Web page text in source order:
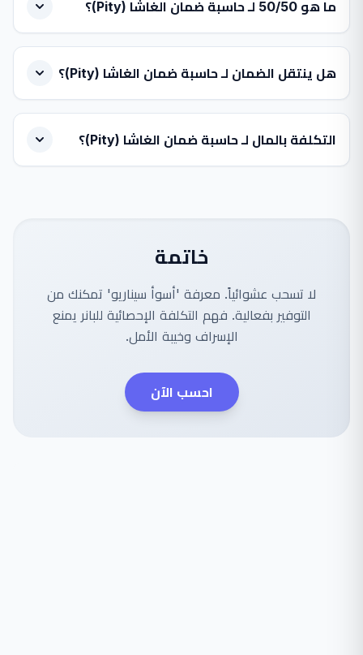
ما هو 50/50 لـ حاسبة ضمان الغاشا (Pity)؟
هل ينتقل الضمان لـ حاسبة ضمان الغاشا (Pity)؟
التكلفة بالمال لـ حاسبة ضمان الغاشا (Pity)؟
خاتمة
لا تسحب عشوائياً. معرفة 'أسوأ سيناريو' تمكنك من
التوفير بفعالية. فهم التكلفة الإحصائية للبانر يمنع
الإسراف وخيبة الأمل.
احسب الآن